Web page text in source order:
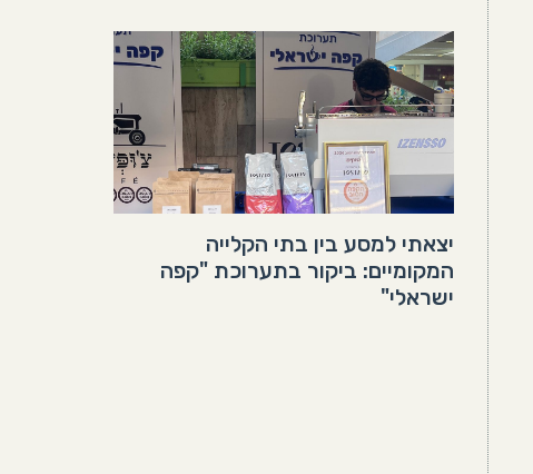
יצאתי למסע בין בתי הקלייה
המקומיים: ביקור בתערוכת "קפה
ישראלי"